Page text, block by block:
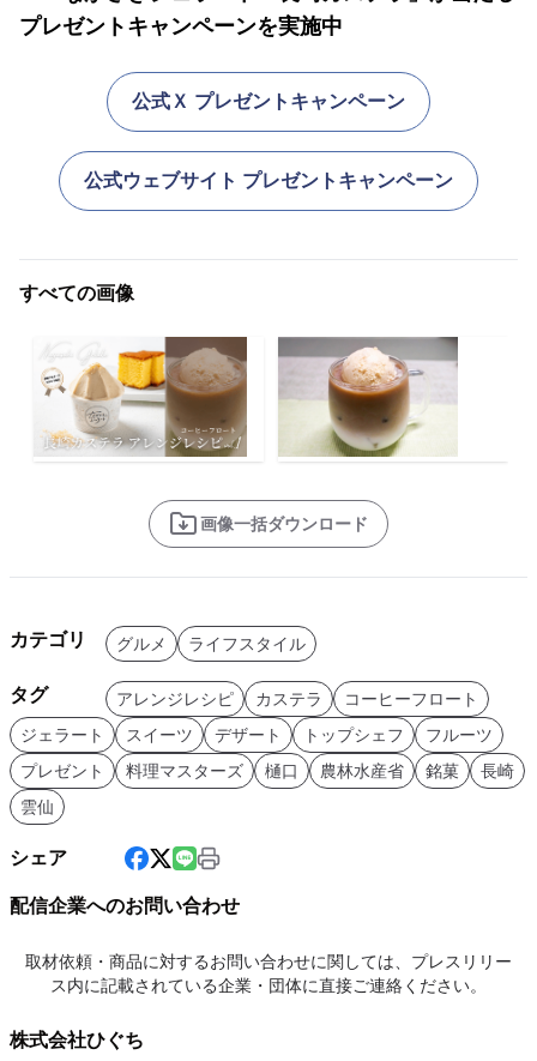
プレゼントキャンペーンを実施中
公式Ｘ プレゼントキャンペーン
公式ウェブサイト プレゼントキャンペーン
すべての画像
画像一括ダウンロード
カテゴリ グルメ ライフスタイル
タグ アレンジレシピ カステラ
コーヒーフロート
ジェラート
スイーツ デザート トップシェフ
フルーツ
プレゼント
料理マスターズ 樋口 農林水産省 銘菓
長崎
雲仙
シェア
配信企業へのお問い合わせ
取材依頼・商品に対するお問い合わせに関しては、プレスリリー
ス内に記載されている企業・団体に直接ご連絡ください。
株式会社ひぐち